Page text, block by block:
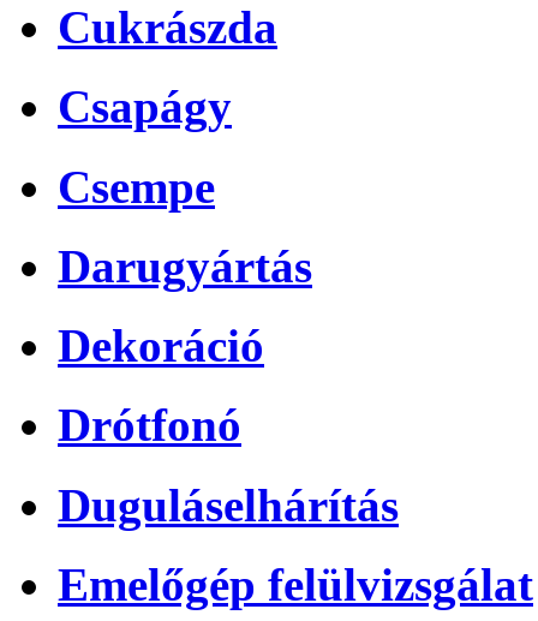
Cukrászda
Csapágy
Csempe
Darugyártás
Dekoráció
Drótfonó
Duguláselhárítás
Emelőgép felülvizsgálat